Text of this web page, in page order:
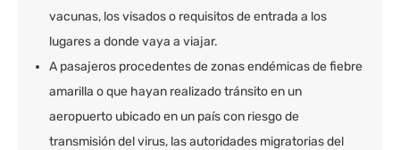
vacunas, los visados o requisitos de entrada a los
lugares a donde vaya a viajar.
A pasajeros procedentes de zonas endémicas de fiebre
amarilla o que hayan realizado tránsito en un
aeropuerto ubicado en un país con riesgo de
transmisión del virus, las autoridades migratorias del